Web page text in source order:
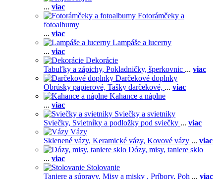
... viac
Fotorámčeky a
fotoalbumy
... viac
Lampáše a lucerny
... viac
Dekorácie
Tabuľky a zápichy, Pokladničky, šperkovnic ... viac
Darčekové doplnky
Obrúsky papierové, Tašky darčekové, ... viac
Kahance a náplne
... viac
Sviečky a svietniky
Sviečky, Svietníky a podložky pod sviečky ... viac
Vázy
Sklenené vázy, Keramické vázy, Kovové vázy ... viac
Dózy, misy, taniere sklo
... viac
Stolovanie
Taniere a súpravy, Misy a misky , Príbory, Poh ... viac